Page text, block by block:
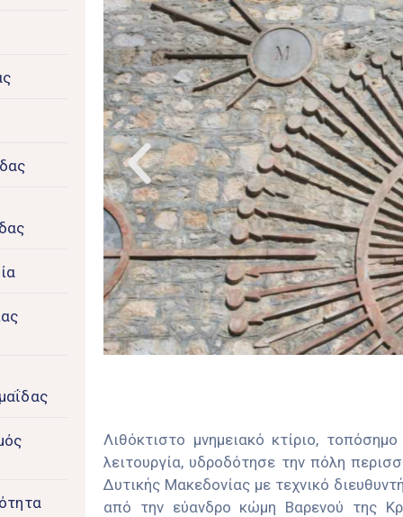
Λιθόκτιστο μνημειακό κτίριο,
λειτουργία, υδροδότησε την πόλη
Δυτικής Μακεδονίας με τεχνικό
από την εύανδρο κώμη Βαρενού της